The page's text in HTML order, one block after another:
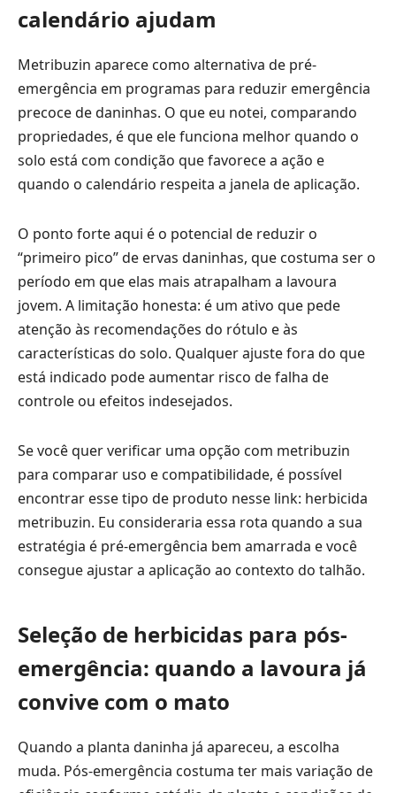
calendário ajudam
Metribuzin aparece como alternativa de pré-
emergência em programas para reduzir emergência
precoce de daninhas. O que eu notei, comparando
propriedades, é que ele funciona melhor quando o
solo está com condição que favorece a ação e
quando o calendário respeita a janela de aplicação.
O ponto forte aqui é o potencial de reduzir o
“primeiro pico” de ervas daninhas, que costuma ser o
período em que elas mais atrapalham a lavoura
jovem. A limitação honesta: é um ativo que pede
atenção às recomendações do rótulo e às
características do solo. Qualquer ajuste fora do que
está indicado pode aumentar risco de falha de
controle ou efeitos indesejados.
Se você quer verificar uma opção com metribuzin
para comparar uso e compatibilidade, é possível
encontrar esse tipo de produto nesse link: herbicida
metribuzin. Eu consideraria essa rota quando a sua
estratégia é pré-emergência bem amarrada e você
consegue ajustar a aplicação ao contexto do talhão.
Seleção de herbicidas para pós-
emergência: quando a lavoura já
convive com o mato
Quando a planta daninha já apareceu, a escolha
muda. Pós-emergência costuma ter mais variação de